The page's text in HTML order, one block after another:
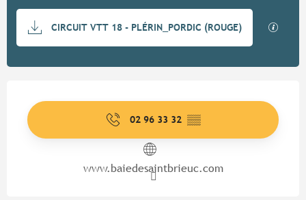
Documentación
CIRCUIT VTT 18 - PLÉRIN_PORDIC (ROUGE) Los
02 96 33 32 ▒▒
www.baiedesaintbrieuc.com